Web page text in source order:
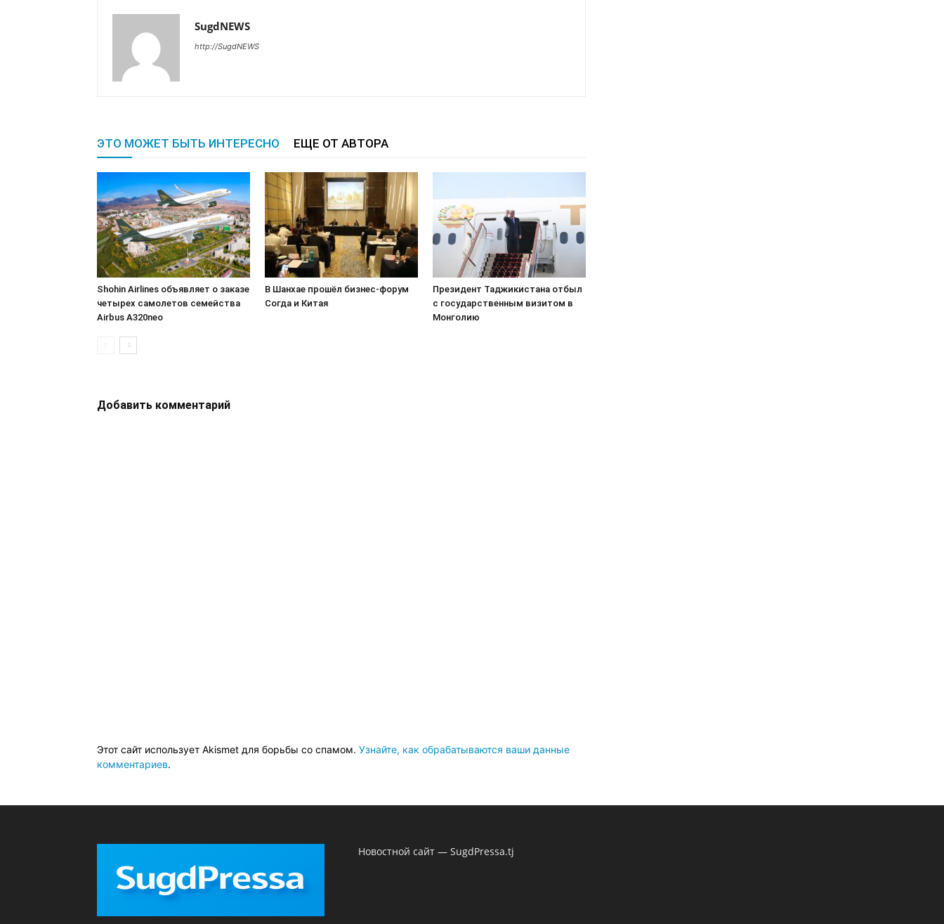
SugdNEWS
http://SugdNEWS
ЭТО МОЖЕТ БЫТЬ ИНТЕРЕСНО ЕЩЕ ОТ АВТОРА
Shohin Airlines объявляет о заказе
четырех самолетов семейства
Airbus A320neo
В Шанхае прошёл бизнес-форум
Согда и Китая
Президент Таджикистана отбыл
с государственным визитом в
Монголию
Добавить комментарий
Этот сайт использует Akismet для борьбы со спамом. Узнайте, как обрабатываются ваши данные
комментариев.
Новостной сайт — SugdPressa.tj